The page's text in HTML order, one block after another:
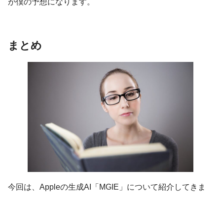
まとめ
今回は、Appleの生成AI「MGIE」について紹介してきま